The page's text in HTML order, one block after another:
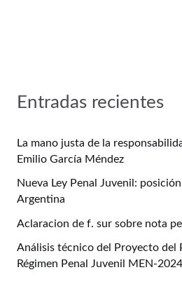
Entradas recientes
La mano justa de la
Emilio García Méndez
Nueva Ley Penal Juvenil:
Argentina
Aclaracion de f. sur sobre nota
Análisis técnico del Proyecto del
Régimen Penal Juvenil MEN-